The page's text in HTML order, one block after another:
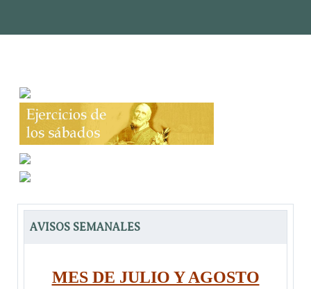
AVISOS SEMANALES
MES DE JULIO Y AGOSTO